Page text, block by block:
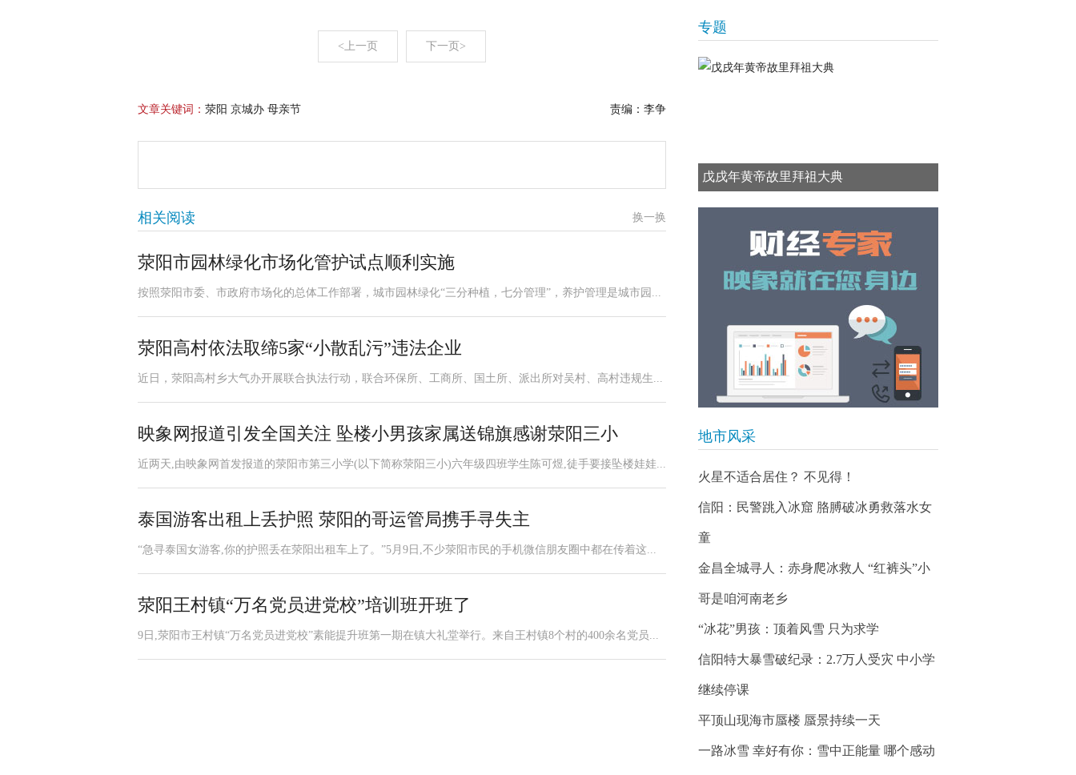
<上一页 下一页>
文章关键词： 荥阳 京城办 母亲节 责编：李争
相关阅读 换一换
荥阳市园林绿化市场化管护试点顺利实施
按照荥阳市委、市政府市场化的总体工作部署，城市园林绿化“三分种植，七分管理”，养护管理是城市园...
荥阳高村依法取缔5家“小散乱污”违法企业
近日，荥阳高村乡大气办开展联合执法行动，联合环保所、工商所、国土所、派出所对吴村、高村违规生...
映象网报道引发全国关注 坠楼小男孩家属送锦旗感谢荥阳三小
近两天,由映象网首发报道的荥阳市第三小学(以下简称荥阳三小)六年级四班学生陈可煜,徒手要接坠楼娃娃...
泰国游客出租上丢护照 荥阳的哥运管局携手寻失主
“急寻泰国女游客,你的护照丢在荥阳出租车上了。”5月9日,不少荥阳市民的手机微信朋友圈中都在传着这...
荥阳王村镇“万名党员进党校”培训班开班了
9日,荥阳市王村镇“万名党员进党校”素能提升班第一期在镇大礼堂举行。来自王村镇8个村的400余名党员...
专题
戊戌年黄帝故里拜祖大典
地市风采
火星不适合居住？ 不见得！
信阳：民警跳入冰窟 胳膊破冰勇救落水女
童
金昌全城寻人：赤身爬冰救人 “红裤头”小
哥是咱河南老乡
“冰花”男孩：顶着风雪 只为求学
信阳特大暴雪破纪录：2.7万人受灾 中小学
继续停课
平顶山现海市蜃楼 蜃景持续一天
一路冰雪 幸好有你：雪中正能量 哪个感动